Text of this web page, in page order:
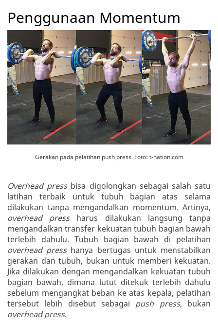
Penggunaan Momentum
Gerakan pada pelatihan push press. Foto: t-nation.com
Overhead pressbisa digolongkan sebagai salah satu
latihan terbaik untuk tubuh bagian atas selama
dilakukan tanpa mengandalkan momentum. Artinya,
overhead pressharus dilakukan langsung tanpa
mengandalkan transfer kekuatan tubuh bagian bawah
terlebih dahulu. Tubuh bagian bawah di pelatihan
overhead presshanya bertugas untuk menstabilkan
gerakan dan tubuh, bukan untuk memberi kekuatan.
Jika dilakukan dengan mengandalkan kekuatan tubuh
bagian bawah, dimana lutut ditekuk terlebih dahulu
sebelum mengangkat beban ke atas kepala, pelatihan
tersebut lebih disebut sebagai push press, bukan
overhead press.